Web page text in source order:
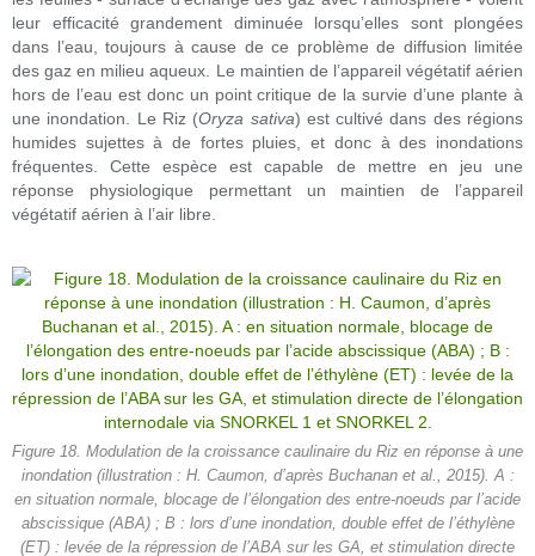
leur efficacité grandement diminuée lorsqu’elles sont plongées
dans l’eau, toujours à cause de ce problème de diffusion limitée
des gaz en milieu aqueux. Le maintien de l’appareil végétatif aérien
hors de l’eau est donc un point critique de la survie d’une plante à
une inondation. Le Riz (Oryza sativa) est cultivé dans des régions
humides sujettes à de fortes pluies, et donc à des inondations
fréquentes. Cette espèce est capable de mettre en jeu une
réponse physiologique permettant un maintien de l’appareil
végétatif aérien à l’air libre.
Figure 18. Modulation de la croissance caulinaire du Riz en réponse à une
inondation (illustration : H. Caumon, d’après Buchanan et al., 2015). A :
en situation normale, blocage de l’élongation des entre-noeuds par l’acide
abscissique (ABA) ; B : lors d’une inondation, double effet de l’éthylène
(ET) : levée de la répression de l’ABA sur les GA, et stimulation directe